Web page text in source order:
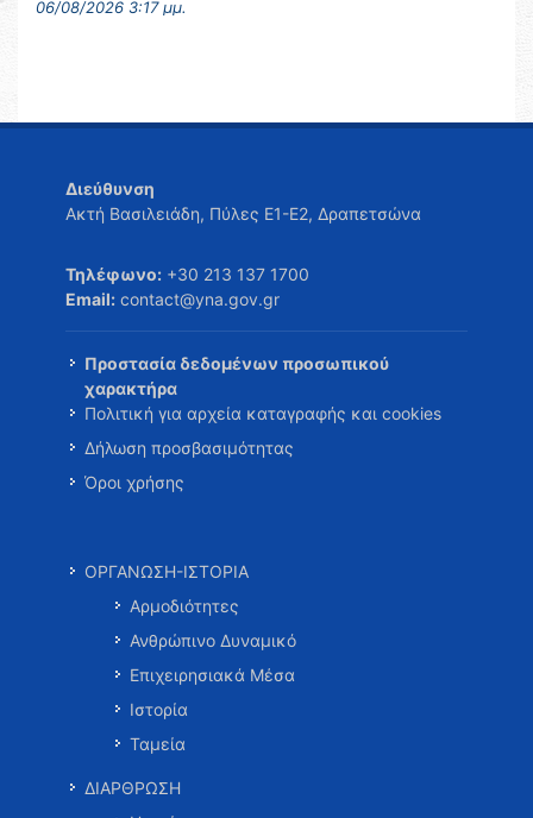
06/08/2026 3:17 μμ.
Διεύθυνση
Ακτή Βασιλειάδη, Πύλες Ε1-Ε2, Δραπετσώνα
Τηλέφωνο: +30 213 137 1700
Email: contact@yna.gov.gr
Προστασία δεδομένων προσωπικού
χαρακτήρα
Πολιτική για αρχεία καταγραφής και cookies
Δήλωση προσβασιμότητας
Όροι χρήσης
ΟΡΓΑΝΩΣΗ-ΙΣΤΟΡΙΑ
Αρμοδιότητες
Ανθρώπινο Δυναμικό
Επιχειρησιακά Μέσα
Ιστορία
Ταμεία
ΔΙΑΡΘΡΩΣΗ